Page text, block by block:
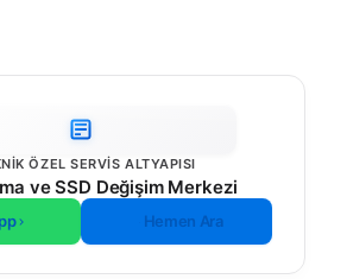
ÖZEL SERVIS ALTYAPISI
ve SSD Değişim Merkezi
Hemen Ara